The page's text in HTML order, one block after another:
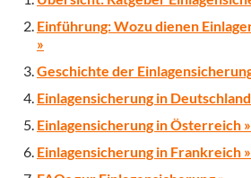
Einführung: Wozu dienen
»
Geschichte der
Einlagensicherung in
Einlagensicherung in Österreich »
Einlagensicherung in Frankreich »